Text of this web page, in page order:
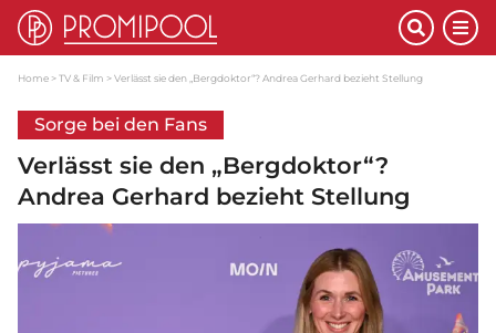
Home TV & Film Verlässt sie den „Bergdoktor“? Andrea Gerhard bezieht Stellung
Sorge bei den Fans
Verlässt sie den „Bergdoktor“?
Andrea Gerhard bezieht Stellung